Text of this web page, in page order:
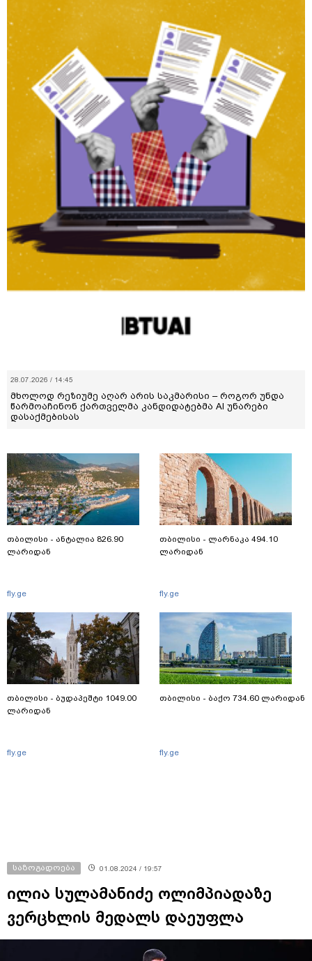
28.07.2026 / 14:45
მხოლოდ რეზიუმე აღარ არის საკმარისი – როგორ უნდა
წარმოაჩინონ ქართველმა კანდიდატებმა AI უნარები
დასაქმებისას
თბილისი - ანტალია 826.90
ლარიდან
fly.ge
თბილისი - ბუდაპეშტი 1049.00
ლარიდან
fly.ge
თბილისი - ლარნაკა 494.10
ლარიდან
fly.ge
თბილისი - ბაქო 734.60 ლარიდან
fly.ge
საზოგადოება 01.08.2024 / 19:57
ილია სულამანიძე ოლიმპიადაზე
ვერცხლის მედალს დაეუფლა